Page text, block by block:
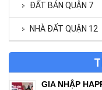
ĐẤT BÁN QUẬN 7
NHÀ ĐẤT QUẬN 12
GIA NHẬP